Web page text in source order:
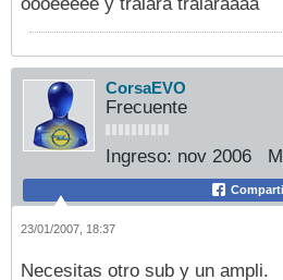
CorsaEVO
Frecuente
Ingreso: nov 2006
23/01/2007, 18:37
Necesitas otro sub y un ampli.